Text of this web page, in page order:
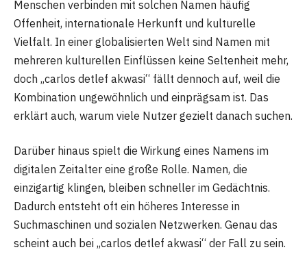
Menschen verbinden mit solchen Namen häufig
Offenheit, internationale Herkunft und kulturelle
Vielfalt. In einer globalisierten Welt sind Namen mit
mehreren kulturellen Einflüssen keine Seltenheit mehr,
doch „carlos detlef akwasi“ fällt dennoch auf, weil die
Kombination ungewöhnlich und einprägsam ist. Das
erklärt auch, warum viele Nutzer gezielt danach suchen.
Darüber hinaus spielt die Wirkung eines Namens im
digitalen Zeitalter eine große Rolle. Namen, die
einzigartig klingen, bleiben schneller im Gedächtnis.
Dadurch entsteht oft ein höheres Interesse in
Suchmaschinen und sozialen Netzwerken. Genau das
scheint auch bei „carlos detlef akwasi“ der Fall zu sein.